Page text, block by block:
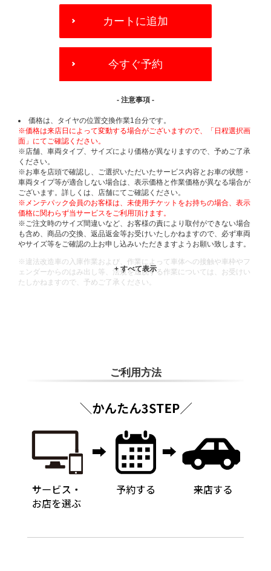
OPTIONS
カートに追加
今すぐ予約
- 注意事項 -
価格は、タイヤの位置交換作業1台分です。
※価格は来店日によって変動する場合がございますので、「日程選択画
面」にてご確認ください。
※店舗、車両タイプ、サイズにより価格が異なりますので、予めご了承
ください。
※お車を店頭で確認し、ご選択いただいたサービス内容とお車の状態・
車両タイプ等が適合しない場合は、表示価格と作業価格が異なる場合が
ございます。詳しくは、店舗にてご確認ください。
※メンテパック会員のお客様は、未使用チケットをお持ちの場合、表示
価格に関わらず当サービスをご利用頂けます。
※ご注文時のサイズ間違いなど、お客様の責により取付ができない場合
も含め、商品の交換、返品返金等お受けいたしかねますので、必ず車両
やサイズ等をご確認の上お申し込みいただきますようお願い致します。
※違法改造車の入庫作業および、作業によって車体への接触や車枠やフ
ェンダーからのはみ出し等、法規を逸脱する作業については、お受けい
たしかねますので、予めご了承ください。
ご利用方法